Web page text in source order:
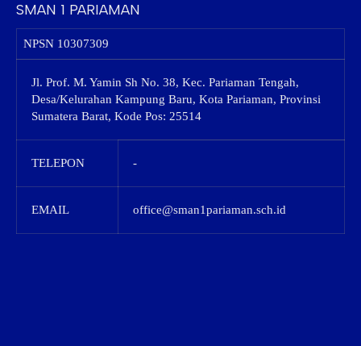
SMAN 1 PARIAMAN
NPSN 10307309
Jl. Prof. M. Yamin Sh No. 38, Kec. Pariaman Tengah,
Desa/Kelurahan Kampung Baru, Kota Pariaman, Provinsi
Sumatera Barat, Kode Pos: 25514
TELEPON -
EMAIL office@sman1pariaman.sch.id